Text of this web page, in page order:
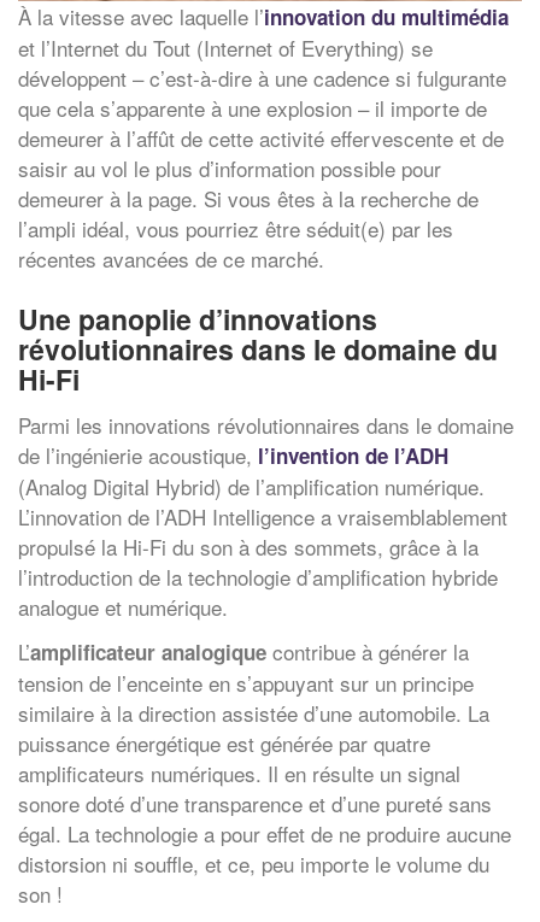
À la vitesse avec laquelle l’innovation du multimédia
et l’Internet du Tout (Internet of Everything) se
développent – c’est-à-dire à une cadence si fulgurante
que cela s’apparente à une explosion – il importe de
demeurer à l’affût de cette activité effervescente et de
saisir au vol le plus d’information possible pour
demeurer à la page. Si vous êtes à la recherche de
l’ampli idéal, vous pourriez être séduit(e) par les
récentes avancées de ce marché.
Une panoplie d’innovations
révolutionnaires dans le domaine du
Hi-Fi
Parmi les innovations révolutionnaires dans le domaine
de l’ingénierie acoustique, l’invention de l’ADH
(Analog Digital Hybrid) de l’amplification numérique.
L’innovation de l’ADH Intelligence a vraisemblablement
propulsé la Hi-Fi du son à des sommets, grâce à la
l’introduction de la technologie d’amplification hybride
analogue et numérique.
L’amplificateur analogique contribue à générer la
tension de l’enceinte en s’appuyant sur un principe
similaire à la direction assistée d’une automobile. La
puissance énergétique est générée par quatre
amplificateurs numériques. Il en résulte un signal
sonore doté d’une transparence et d’une pureté sans
égal. La technologie a pour effet de ne produire aucune
distorsion ni souffle, et ce, peu importe le volume du
son !